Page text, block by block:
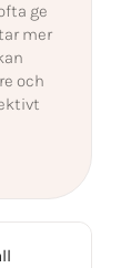
ge
mer
och